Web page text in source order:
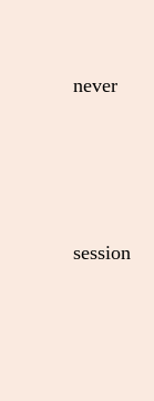
never
session